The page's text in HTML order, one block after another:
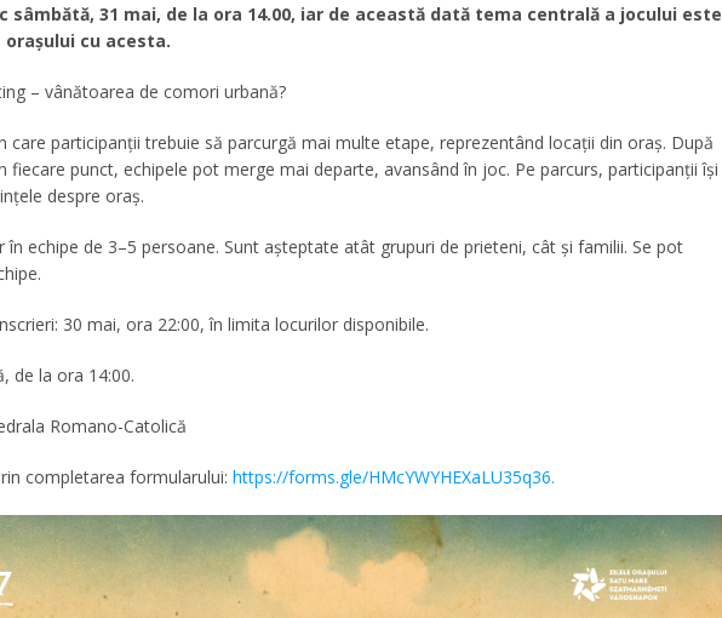
sâmbătă, 31 mai, de la ora 14.00, iar de această dată tema centrală a jocului este
orașului cu acesta.
– vânătoarea de comori urbană?
care participanții trebuie să parcurgă mai multe etape, reprezentând locații din oraș. După
fiecare punct, echipele pot merge mai departe, avansând în joc. Pe parcurs, participanții își
despre oraș.
în echipe de 3–5 persoane. Sunt așteptate atât grupuri de prieteni, cât și familii. Se pot
30 mai, ora 22:00, în limita locurilor disponibile.
de la ora 14:00.
Romano-Catolică
completarea formularului: https://forms.gle/HMcYWYHEXaLU35q36.